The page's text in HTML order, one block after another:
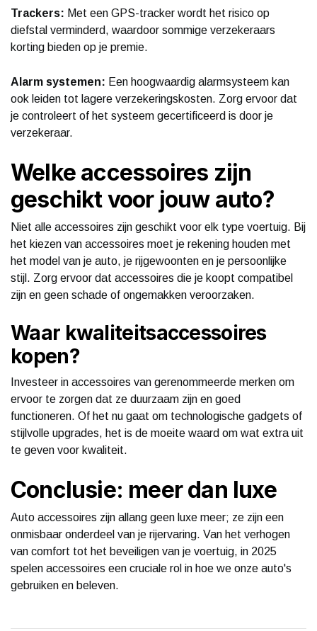
Trackers: Met een GPS-tracker wordt het risico op
diefstal verminderd, waardoor sommige verzekeraars
korting bieden op je premie.
Alarm systemen: Een hoogwaardig alarmsysteem kan
ook leiden tot lagere verzekeringskosten. Zorg ervoor dat
je controleert of het systeem gecertificeerd is door je
verzekeraar.
Welke accessoires zijn
geschikt voor jouw auto?
Niet alle accessoires zijn geschikt voor elk type voertuig. Bij
het kiezen van accessoires moet je rekening houden met
het model van je auto, je rijgewoonten en je persoonlijke
stijl. Zorg ervoor dat accessoires die je koopt compatibel
zijn en geen schade of ongemakken veroorzaken.
Waar kwaliteitsaccessoires
kopen?
Investeer in accessoires van gerenommeerde merken om
ervoor te zorgen dat ze duurzaam zijn en goed
functioneren. Of het nu gaat om technologische gadgets of
stijlvolle upgrades, het is de moeite waard om wat extra uit
te geven voor kwaliteit.
Conclusie: meer dan luxe
Auto accessoires zijn allang geen luxe meer; ze zijn een
onmisbaar onderdeel van je rijervaring. Van het verhogen
van comfort tot het beveiligen van je voertuig, in 2025
spelen accessoires een cruciale rol in hoe we onze auto's
gebruiken en beleven.